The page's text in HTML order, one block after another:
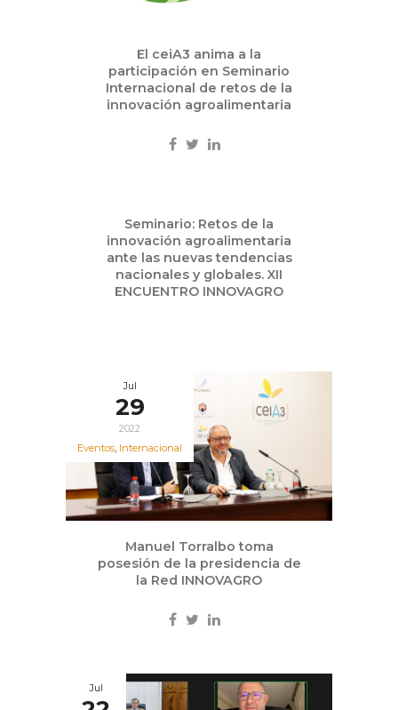
El ceiA3 anima a la
participación en Seminario
Internacional de retos de la
innovación agroalimentaria
Seminario: Retos de la
innovación agroalimentaria
ante las nuevas tendencias
nacionales y globales. XII
ENCUENTRO INNOVAGRO
Jul
29
2022
Eventos, Internacional
Manuel Torralbo toma
posesión de la presidencia de
la Red INNOVAGRO
Jul